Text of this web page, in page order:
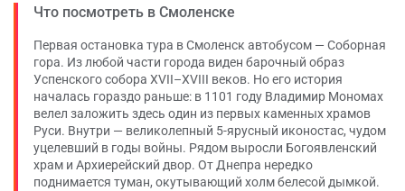
Что посмотреть в Смоленске
Первая остановка тура в Смоленск автобусом — Соборная
гора. Из любой части города виден барочный образ
Успенского собора XVII–XVIII веков. Но его история
началась гораздо раньше: в 1101 году Владимир Мономах
велел заложить здесь один из первых каменных храмов
Руси. Внутри — великолепный 5-ярусный иконостас, чудом
уцелевший в годы войны. Рядом выросли Богоявленский
храм и Архиерейский двор. От Днепра нередко
поднимается туман, окутывающий холм белесой дымкой.